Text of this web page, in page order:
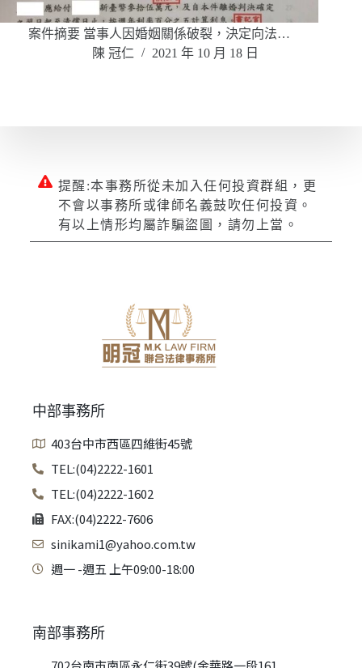
案件摘要 當事人因婚姻關係破裂，決定向法…
陳 冠仁
2021 年 10 月 18 日
提醒:本事務所從未加入任何投資群組，更
不會以事務所或律師名義鼓吹任何投資。
有以上情形均屬詐騙盜圖，請勿上當。
中部事務所
403台中市西區四維街45號
TEL:(04)2222-1601
TEL:(04)2222-1602
FAX:(04)2222-7606
sinikami1@yahoo.com.tw
週一 -週五 上午09:00-18:00
南部事務所